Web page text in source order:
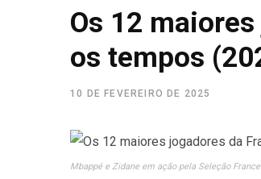
Os 12
os tempos
10 DE FEVEREIRO DE 2025
Mbappé e Zidane em ação pela Seleção